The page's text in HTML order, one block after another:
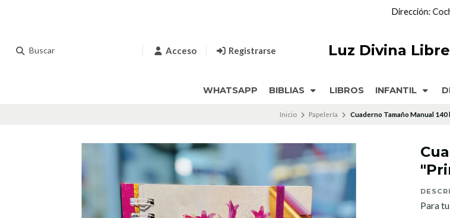
Acceso Registrarse Luz Divina
WHATSAPP BIBLIAS LIBROS INFANTIL
Dirección: Cochrane 143 Local 205, Segundo
Inicio Papelería Cuaderno Tamaño Manual
Para